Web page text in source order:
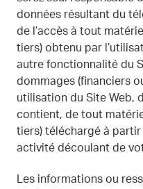
données résultant du
de l’accès à tout
tiers) obtenu par
autre fonctionnalité du
dommages (financiers
utilisation du Site Web,
contient, de tout
tiers) téléchargé à
activité découlant de
Les informations ou